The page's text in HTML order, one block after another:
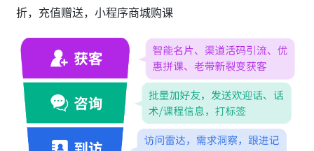
折，充值赠送，小程序商城购课